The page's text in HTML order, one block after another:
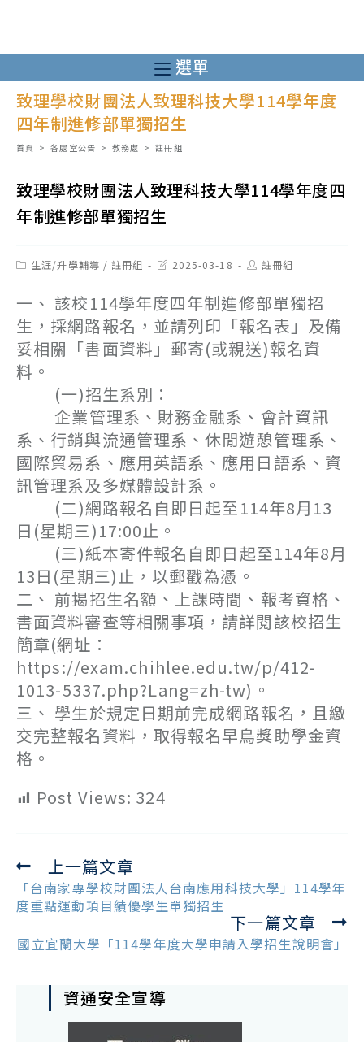
至
主
要
選單
致理學校財團法人致理科技大學114學年度
四年制進修部單獨招生
首頁 > 各處室公告 > 教務處 > 註冊組
致理學校財團法人致理科技大學114學年度四
年制進修部單獨招生
Post生涯/升學輔導 / 註冊組
Post2025-03-18
Post註冊組
一、 該校114學年度四年制進修部單獨招
生，採網路報名，並請列印「報名表」及備
妥相關「書面資料」郵寄(或親送)報名資
料。
(一)招生系別：
企業管理系、財務金融系、會計資訊
系、行銷與流通管理系、休閒遊憩管理系、
國際貿易系、應用英語系、應用日語系、資
訊管理系及多媒體設計系。
(二)網路報名自即日起至114年8月13
日(星期三)17:00止。
(三)紙本寄件報名自即日起至114年8月
13日(星期三)止，以郵戳為憑。
二、 前揭招生名額、上課時間、報考資格、
書面資料審查等相關事項，請詳閱該校招生
簡章(網址：
https://exam.chihlee.edu.tw/p/412-
1013-5337.php?Lang=zh-tw)。
三、 學生於規定日期前完成網路報名，且繳
交完整報名資料，取得報名早鳥獎助學金資
格。
Post Views: 324
Read
more
articles
上一篇文章
「台南家專學校財團法人台南應用科技大學」114學年
度重點運動項目績優學生單獨招生
下一篇文章
國立宜蘭大學「114學年度大學申請入學招生說明會」
資通安全宣導